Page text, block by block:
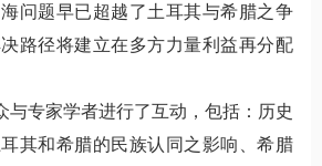
问题早已超越了土耳其与希腊之争
路径将建立在多方力量利益再分配
与专家学者进行了互动，包括：历史
耳其和希腊的民族认同之影响、希腊